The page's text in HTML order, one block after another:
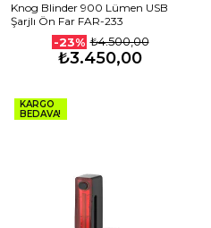
Knog Blinder 900 Lümen USB
Şarjlı Ön Far FAR-233
-23% ₺4.500,00
₺3.450,00
KARGO
BEDAVA!